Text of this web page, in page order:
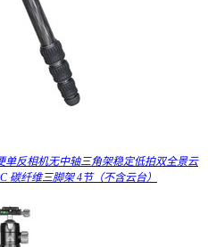
单反相机无中轴三角架稳定低拍双全景云
碳纤维三脚架 4节（不含云台）